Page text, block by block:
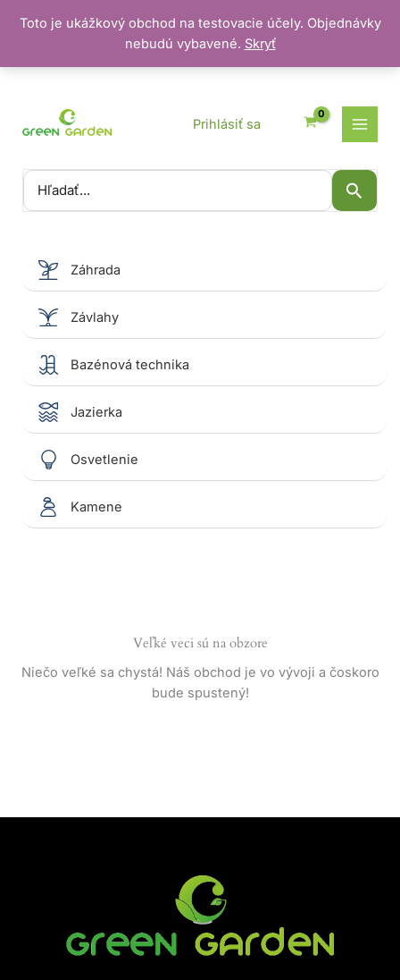
Toto je ukážkový obchod na testovacie účely. Objednávky
nebudú vybavené. Skryť
Vyhľadať:
Prihlásiť sa
Záhrada
Závlahy
Bazénová technika
Jazierka
Osvetlenie
Kamene
Veľké veci sú na obzore
Niečo veľké sa chystá! Náš obchod je vo vývoji a čoskoro
bude spustený!